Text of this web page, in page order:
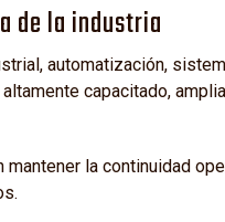
de la industria
automatización,
capacitado,
la continuidad